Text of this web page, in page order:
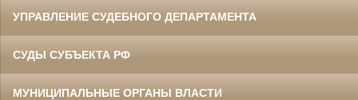
УПРАВЛЕНИЕ СУДЕБНОГО ДЕПАРТАМЕНТА
СУДЫ СУБЪЕКТА РФ
МУНИЦИПАЛЬНЫЕ ОРГАНЫ ВЛАСТИ